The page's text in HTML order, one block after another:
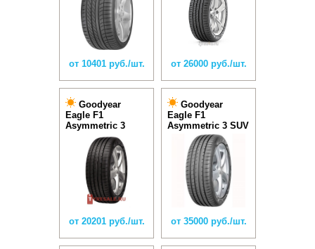
от 10401 руб./шт. от 26000 руб./шт.
Goodyear
Eagle F1
Asymmetric 3
от 20201 руб./шт.
Goodyear
Eagle F1
Asymmetric 3 SUV
от 35000 руб./шт.